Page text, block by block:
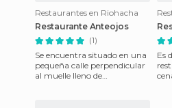
Restaurantes en Riohacha
Restaurante Anteojos
(1)
Se encuentra situado en una
pequeña calle perpendicular
al muelle lleno de
Es